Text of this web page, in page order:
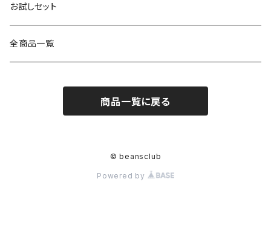
香りまろやか
苦味
さっぱり
アイス
お試しセット
全商品一覧
商品一覧に戻る
© beansclub
Powered by